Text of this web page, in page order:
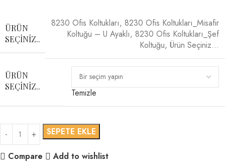
ÜRÜN
SEÇINIZ..
8230 Ofis Koltukları, 8230 Ofis Koltukları_Misafir
Koltuğu – U Ayaklı, 8230 Ofis Koltukları_Şef
Koltuğu, Ürün Seçiniz…
ÜRÜN
SEÇINIZ..
Temizle
SEPETE EKLE
Compare
Add to wishlist